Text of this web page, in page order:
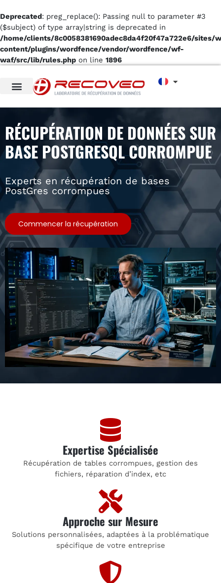
Deprecated: preg_replace(): Passing null to parameter #3
($subject) of type array|string is deprecated in
/home/clients/8c0058381690adec8da4f20f47a722e6/sites/
content/plugins/wordfence/vendor/wordfence/wf-
waf/src/lib/rules.php on line 1896
RÉCUPÉRATION DE DONNÉES SUR
BASE POSTGRESQL CORROMPUE
Experts en récupération de bases
PostGres corrompues
Commencer la récupération
Expertise Spécialisée
Récupération de tables corrompues, gestion des
fichiers, réparation d’index, etc
Approche sur Mesure
Solutions personnalisées, adaptées à la problématique
spécifique de votre entreprise